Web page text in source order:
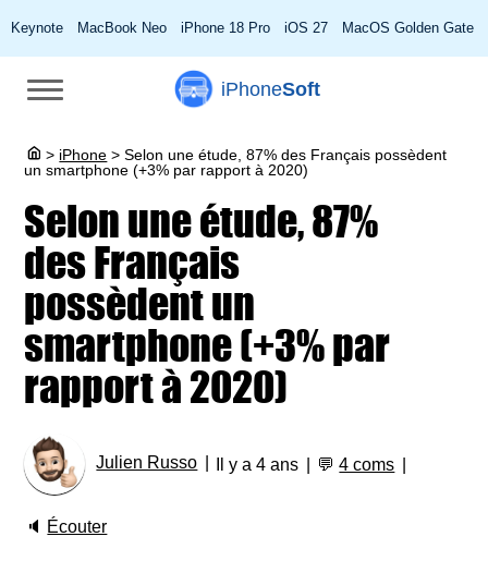
Keynote MacBook Neo iPhone 18 Pro iOS 27 MacOS Golden Gate
iPhoneSoft
> iPhone > Selon une étude, 87% des Français possèdent
un smartphone (+3% par rapport à 2020)
Selon une étude, 87%
des Français
possèdent un
smartphone (+3% par
rapport à 2020)
Julien Russo Il y a 4 ans 💬4 coms
🔈 Écouter